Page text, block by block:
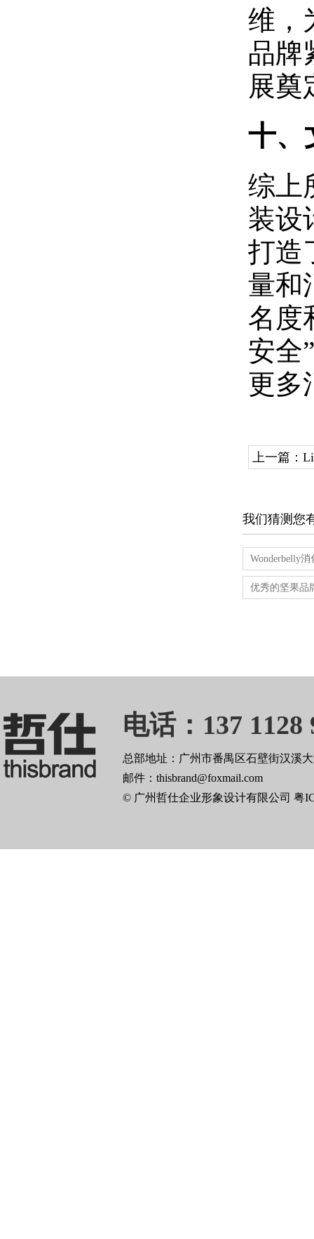
维，
品牌
展奠
十、
综上
装设
打造
量和
名度
安全
更多
上一篇：
我们猜测您
Wonderbelly
优秀的坚果品
电话：137 1128
总部地址：广州市番禺区石壁街汉溪
邮件：thisbrand@foxmail.com
© 广州哲仕企业形象设计有限公司 粤